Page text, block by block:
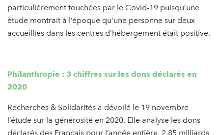
particulièrement touchées par le Covid-19 puisqu’une
étude montrait à l’époque qu’une personne sur deux
accueillies dans les centres d’hébergement était positive.
Philanthropie : 3 chiffres sur les dons déclarés en
2020
Recherches & Solidarités a dévoilé le 19 novembre
l’étude sur la générosité en 2020. Elle analyse les dons
déclarés des Français pour l’année entière. 2,85 milliards